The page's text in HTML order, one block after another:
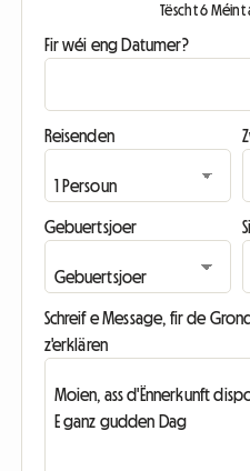
Tëscht 6 Méint
Fir wéi eng Datumer?
Reisenden
Gebuertsjoer
Schreif e Message, fir de
z'erklären